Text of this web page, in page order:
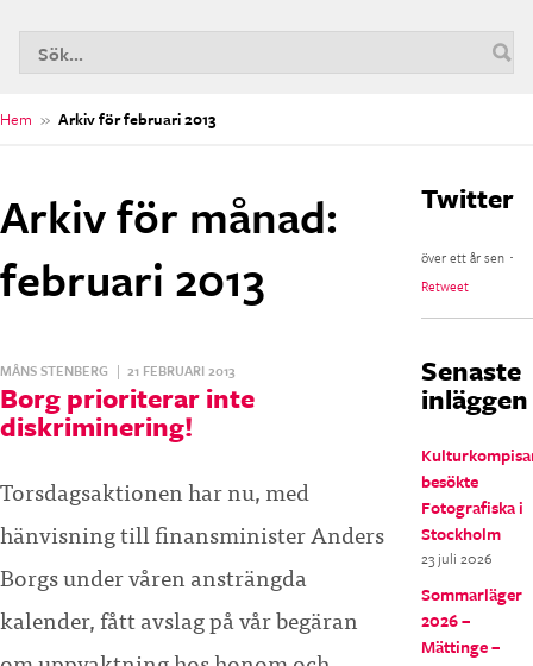
Hem » Arkiv för februari 2013
Arkiv för månad:
februari 2013
MÅNS STENBERG | 21 FEBRUARI 2013
Borg prioriterar inte
diskriminering!
Torsdagsaktionen har nu, med
hänvisning till finansminister Anders
Borgs under våren ansträngda
kalender, fått avslag på vår begäran
Twitter
över ett år sen ･
Retweet
Senaste
inläggen
besökte
Fotografiska i
Stockholm
23 juli 2026
Sommarläger
2026 –
Mättinge –